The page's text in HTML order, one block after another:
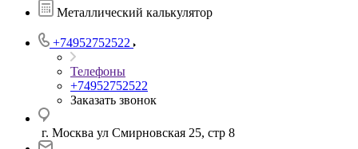
Металлический калькулятор
+74952752522
Телефоны
+74952752522
Заказать звонок
г. Москва ул Смирновская 25, стр 8